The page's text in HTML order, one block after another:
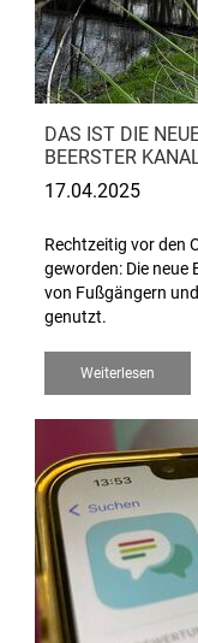
DAS IST DIE
BEERSTER
17.04.2025
Rechtzeitig vor den
geworden: Die neue
von Fußgängern
genutzt.
Weiterlesen